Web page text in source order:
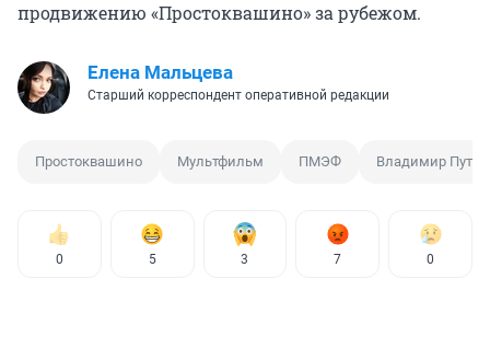
продвижению «Простоквашино» за рубежом.
Елена Мальцева
Старший корреспондент оперативной редакции
Простоквашино Мультфильм ПМЭФ Владимир Путин
0 5 3 7 0